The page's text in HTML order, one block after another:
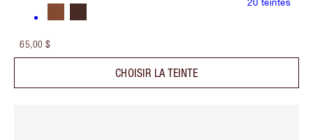
65,00 $
CHOISIR LA TEINTE